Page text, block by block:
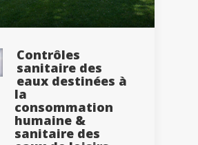
Contrôles
sanitaire des
eaux destinées à
la
consommation
humaine &
sanitaire des